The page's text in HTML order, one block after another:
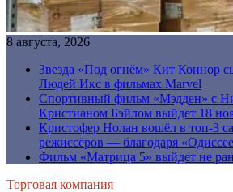
8 августа, 2026
Звезда «Под огнём» Кит Коннор
Людей Икс в фильмах Marvel
Спортивный фильм «Мэдден» с
Кристианом Бэйлом выйдет 18
Кристофер Нолан вошёл в топ-3
режиссёров — благодаря
Фильм «Матрица 5» выйдет не
Торговая компания